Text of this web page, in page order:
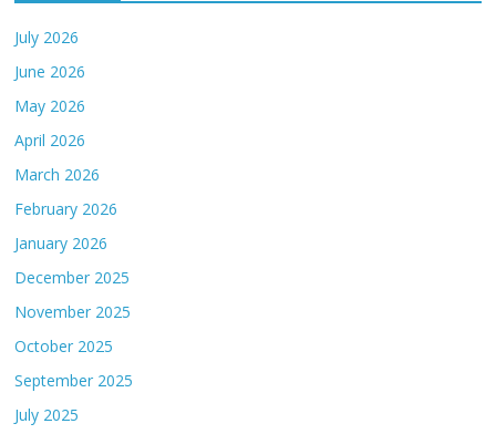
July 2026
June 2026
May 2026
April 2026
March 2026
February 2026
January 2026
December 2025
November 2025
October 2025
September 2025
July 2025